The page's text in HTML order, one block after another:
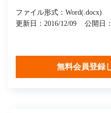
ファイル形式：Word(.docx)
更新日：2016/12/09
公開日
無料会員登録